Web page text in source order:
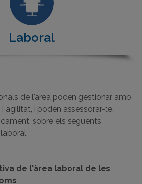
Laboral
de l'àrea poden gestionar amb
agilitat, i poden assessorar-te,
sobre els següents
de l'àrea laboral de les